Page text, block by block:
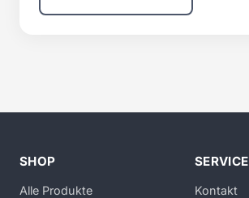
SHOP
Alle Produkte
SERVICE
Kontakt